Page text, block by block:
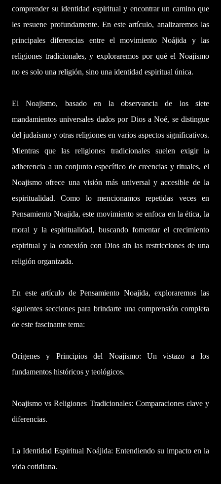
comprender su identidad espiritual y encontrar un camino que
les resuene profundamente. En este artículo, analizaremos las
principales diferencias entre el movimiento Noájida y las
religiones tradicionales, y exploraremos por qué el Noajismo
no es solo una religión, sino una identidad espiritual única.
El Noajismo, basado en la observancia de los siete
mandamientos universales dados por Dios a Noé, se distingue
del judaísmo y otras religiones en varios aspectos significativos.
Mientras que las religiones tradicionales suelen exigir la
adherencia a un conjunto específico de creencias y rituales, el
Noajismo ofrece una visión más universal y accesible de la
espiritualidad. Como lo mencionamos repetidas veces en
Pensamiento Noajida, este movimiento se enfoca en la ética, la
moral y la espiritualidad, buscando fomentar el crecimiento
espiritual y la conexión con Dios sin las restricciones de una
religión organizada.
En este artículo de Pensamiento Noajida, exploraremos las
siguientes secciones para brindarte una comprensión completa
de este fascinante tema:
Orígenes y Principios del Noajismo: Un vistazo a los
fundamentos históricos y teológicos.
Noajismo vs Religiones Tradicionales: Comparaciones clave y
diferencias.
La Identidad Espiritual Noájida: Entendiendo su impacto en la
vida cotidiana.